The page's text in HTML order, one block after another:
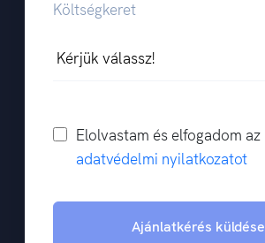
Költségkeret
Elolvastam és elfogadom az
adatvédelmi nyilatkozatot
Ajánlatkérés küldése